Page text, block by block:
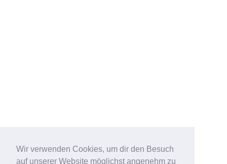
Wir verwenden Cookies, um dir den Besuch
auf unserer Website möglichst angenehm zu